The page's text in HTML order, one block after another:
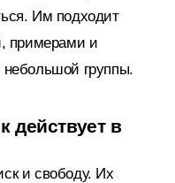
Им подходит
примерами и
небольшой группы.
действует в
и свободу. Их